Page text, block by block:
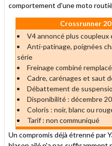
comportement d'une moto
Crossrunner
V4 annoncé plus coupleux
Anti-patinage, poignées
série
Freinage combiné
Cadre, carénages et saut
Débattement de
Disponibilité : décembre
Coloris : noir, blanc ou
Tarif : non communiqué
Un compromis déjà étrenné par